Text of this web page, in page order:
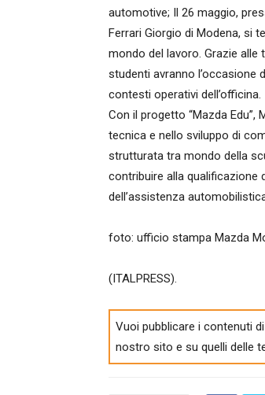
automotive; Il 26 maggio,
Ferrari Giorgio di Modena, si
mondo del lavoro. Grazie
studenti avranno l’occasione
contesti operativi dell’officina.
Con il progetto “Mazda
tecnica e nello sviluppo di
strutturata tra mondo della
contribuire alla qualificazione
dell’assistenza
foto: ufficio stampa Mazda
(ITALPRESS).
Vuoi pubblicare i contenuti
nostro sito e su quelli delle